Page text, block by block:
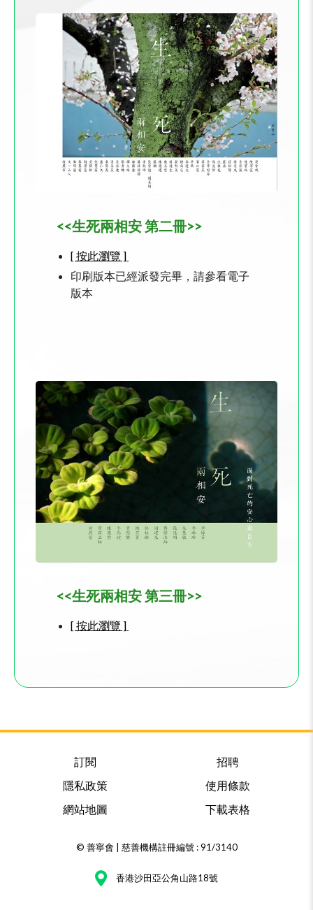
<<生死兩相安 第二冊>>
[ 按此瀏覽 ]
印刷版本已經派發完畢，請參看電子
版本
<<生死兩相安 第三冊>>
[ 按此瀏覽 ]
訂閱
招聘
隱私政策
使用條款
網站地圖
下載表格
© 善寧會 | 慈善機構註冊編號 : 91/3140
香港沙田亞公角山路18號